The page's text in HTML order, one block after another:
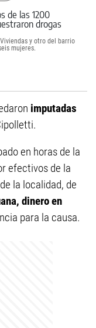
y otro del barrio
mujeres.
imputadas
en horas de la
efectivos de la
de la localidad, de
dinero en
para la causa.